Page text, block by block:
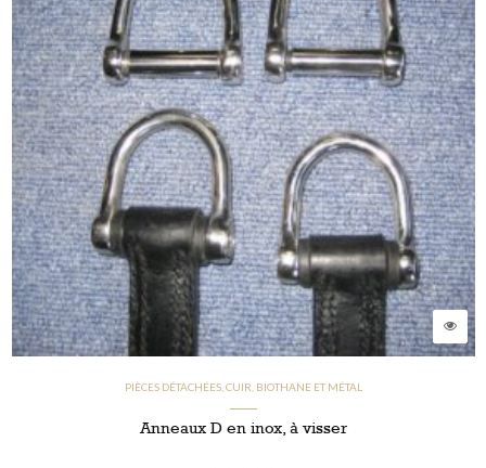
PIÈCES DÉTACHÉES, CUIR, BIOTHANE ET MÉTAL
Anneaux D en inox, à visser